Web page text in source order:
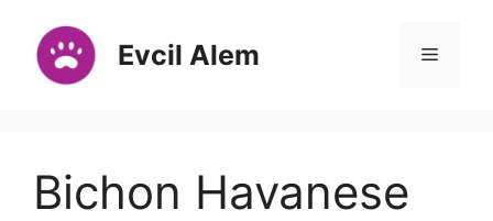
Evcil Alem Menü
Bichon Havanese